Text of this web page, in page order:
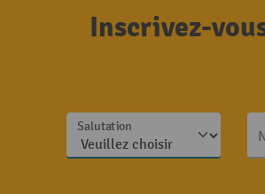
Inscrivez-
Salutation